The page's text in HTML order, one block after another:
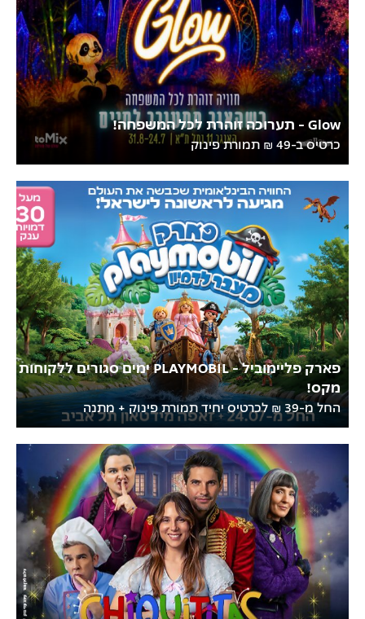
Glow - תערוכה זוהרת לכל המשפחה!
כרטיס ב-49 ₪ תמורת פינוק
פארק פליימוביל - PLAYMOBIL ימים סגורים ללקוחות
מקס!
החל מ-39 ₪ לכרטיס יחיד תמורת פינוק + מתנה